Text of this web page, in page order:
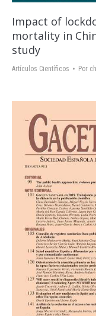
Impact of
mortality in
study
Artículos Científicos Por